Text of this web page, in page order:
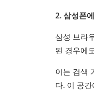
2. 삼성폰
삼성 브라
된 경우에
이는 검색
다. 이 공